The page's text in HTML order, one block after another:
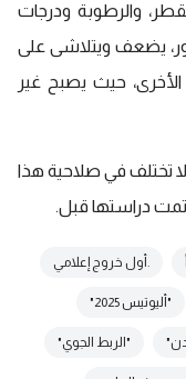
والرطوبة ودرجات
يضعف ويتلاشى على
حيث يصبح غير
تختلف في صلاحية هذا
تمت دراستها قبل.
.أول خروج إعلامي
"أليوتيس 2025"
"الربط الجوي"